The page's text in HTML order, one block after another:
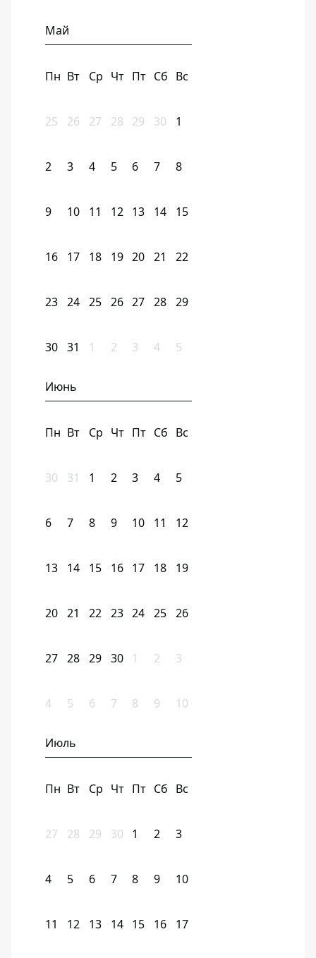
Май
Пн Вт Ср Чт Пт Сб Вс
25 26 27 28 29 30 1
2 3 4 5 6 7 8
9 10 11 12 13 14 15
16 17 18 19 20 21 22
23 24 25 26 27 28 29
30 31 1 2 3 4 5
Июнь
Пн Вт Ср Чт Пт Сб Вс
30 31 1 2 3 4 5
6 7 8 9 10 11 12
13 14 15 16 17 18 19
20 21 22 23 24 25 26
27 28 29 30 1 2 3
4 5 6 7 8 9 10
Июль
Пн Вт Ср Чт Пт Сб Вс
27 28 29 30 1 2 3
4 5 6 7 8 9 10
11 12 13 14 15 16 17